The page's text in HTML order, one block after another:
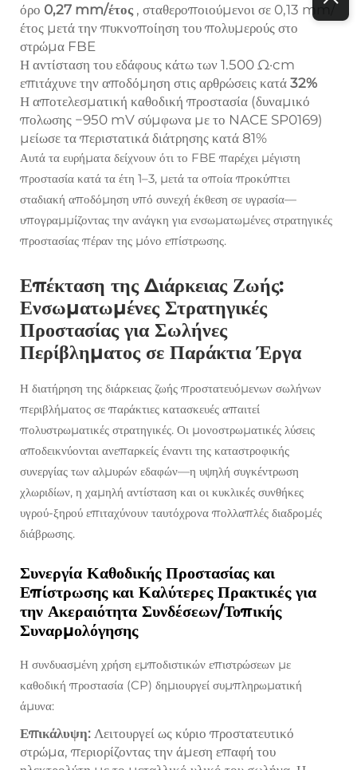
όρο 0,27 mm/έτος , σταθεροποιούμενοι σε 0,13 mm/
έτος μετά την πυκνοποίηση του πολυμερούς στο
στρώμα FBE
Η αντίσταση του εδάφους κάτω των 1.500 Ω·cm
επιτάχυνε την αποδόμηση στις αρθρώσεις κατά 32%
Η αποτελεσματική καθοδική προστασία (δυναμικό
πολωσης −950 mV σύμφωνα με το NACE SP0169)
μείωσε τα περιστατικά διάτρησης κατά 81%
Αυτά τα ευρήματα δείχνουν ότι το FBE παρέχει μέγιστη
προστασία κατά τα έτη 1–3, μετά τα οποία προκύπτει
σταδιακή αποδόμηση υπό συνεχή έκθεση σε υγρασία—
υπογραμμίζοντας την ανάγκη για ενσωματωμένες στρατηγικές
προστασίας πέραν της μόνο επίστρωσης.
Επέκταση της Διάρκειας Ζωής:
Ενσωματωμένες Στρατηγικές
Προστασίας για Σωλήνες
Περίβληματος σε Παράκτια Έργα
Η διατήρηση της διάρκειας ζωής προστατευόμενων σωλήνων
περιβλήματος σε παράκτιες κατασκευές απαιτεί
πολυστρωματικές στρατηγικές. Οι μονοστρωματικές λύσεις
αποδεικνύονται ανεπαρκείς έναντι της καταστροφικής
συνεργίας των αλμυρών εδαφών—η υψηλή συγκέντρωση
χλωριδίων, η χαμηλή αντίσταση και οι κυκλικές συνθήκες
υγρού-ξηρού επιταχύνουν ταυτόχρονα πολλαπλές διαδρομές
διάβρωσης.
Συνεργία Καθοδικής Προστασίας και
Επίστρωσης και Καλύτερες Πρακτικές για
την Ακεραιότητα Συνδέσεων/Τοπικής
Συναρμολόγησης
Η συνδυασμένη χρήση εμποδιστικών επιστρώσεων με
καθοδική προστασία (CP) δημιουργεί συμπληρωματική
άμυνα:
Επικάλυψη: Λειτουργεί ως κύριο προστατευτικό
στρώμα, περιορίζοντας την άμεση επαφή του